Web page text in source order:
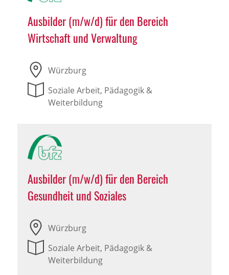
Ausbilder (m/w/d) für den Bereich
Wirtschaft und Verwaltung
Würzburg
Soziale Arbeit, Pädagogik &
Weiterbildung
Ausbilder (m/w/d) für den Bereich
Gesundheit und Soziales
Würzburg
Soziale Arbeit, Pädagogik &
Weiterbildung